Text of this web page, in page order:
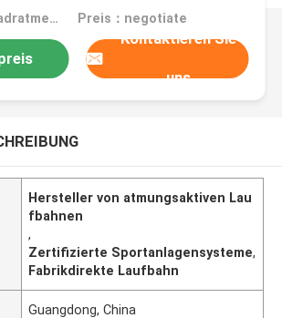
und
spezialisiert hat.
und schlüsselfertige
MOQ：1000 Quadratmeter Preis：negotiate
Kontaktieren Sie
uns
Hersteller von atmungsaktiven Lau
fbahnen
,
Zertifizierte Sportanlagensysteme,
Fabrikdirekte Laufbahn
Guangdong, China